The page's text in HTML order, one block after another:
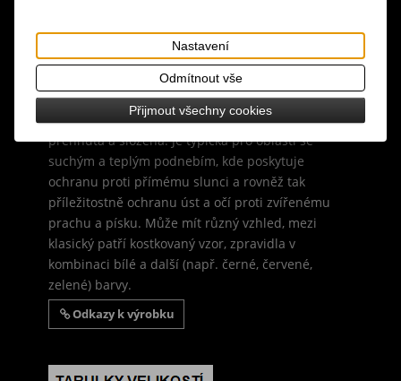
Kefíja, někdy též šemag či hovorově palestina, je
tradiční arabská mužská pokrývka hlavy. Název je
podle města Kúfa v Iráku. Tvoří ji čtvercová
tkanina, obvykle bavlněná, různým způsobem
přehnutá a složená. Je typická pro oblasti se
suchým a teplým podnebím, kde poskytuje
ochranu proti přímému slunci a rovněž tak
příležitostně ochranu úst a očí proti zvířenému
prachu a písku. Může mít různý vzhled, mezi
klasický patří kostkovaný vzor, zpravidla v
kombinaci bílé a další (např. černé, červené,
zelené) barvy.
Odkazy k výrobku
Nastavení
Odmítnout vše
Přijmout všechny cookies